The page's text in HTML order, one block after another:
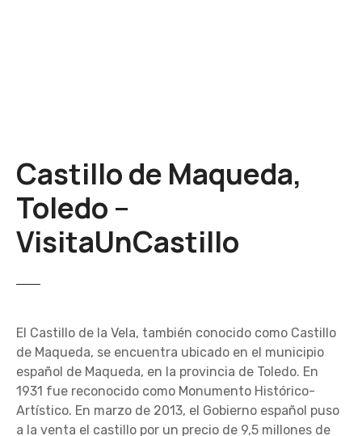
Castillo de Maqueda,
Toledo –
VisitaUnCastillo
El Castillo de la Vela, también conocido como Castillo
de Maqueda, se encuentra ubicado en el municipio
español de Maqueda, en la provincia de Toledo. En
1931 fue reconocido como Monumento Histórico-
Artístico. En marzo de 2013, el Gobierno español puso
a la venta el castillo por un precio de 9,5 millones de